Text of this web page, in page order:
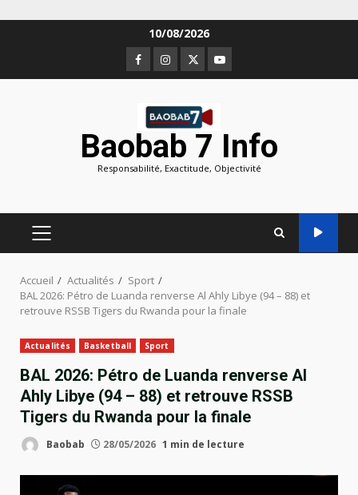
10/08/2026
Facebook
Instagram
TwitterYoutube
Baobab 7 Info
Responsabilité, Exactitude, Objectivité
MENU
PRINCIPAL
Accueil Actualités
Sport
BAL 2026: Pétro de Luanda renverse Al Ahly Libye (94 – 88) et
retrouve RSSB Tigers du Rwanda pour la finale
Actualités Basketball Sport
BAL 2026: Pétro de Luanda renverse Al
Ahly Libye (94 – 88) et retrouve RSSB
Tigers du Rwanda pour la finale
Baobab 28/05/2026 1 min de lecture